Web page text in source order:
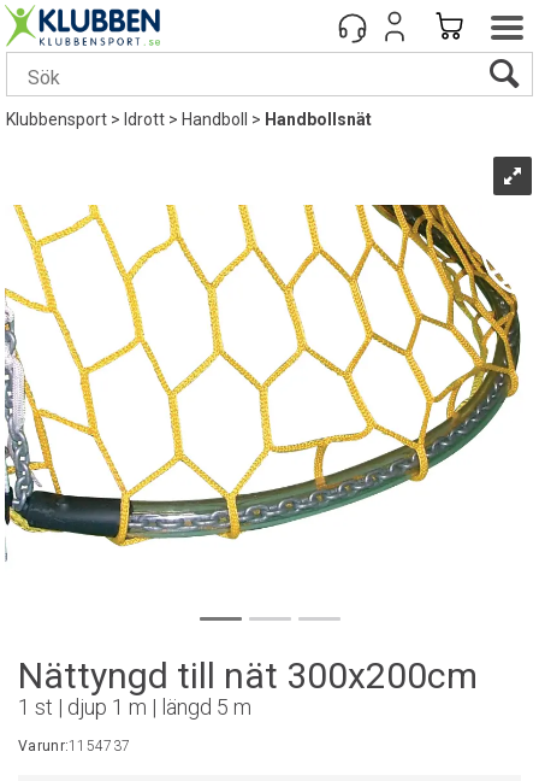
Klubbensport> Idrott>Handboll > Handbollsnät
Nättyngd till nät 300x200cm
1 st | djup 1 m | längd 5 m
Varunr:1154737